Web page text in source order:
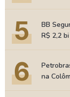
5
BB
R$ 2,2
6
na